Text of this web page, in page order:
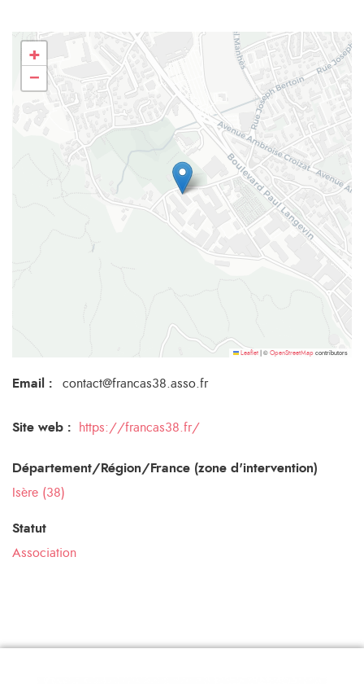
+
−
Leaflet © OpenStreetMap contributors
Email : contact@francas38.asso.fr
Site web : https://francas38.fr/
Département/Région/France (zone d'intervention)
Isère (38)
Statut
Association